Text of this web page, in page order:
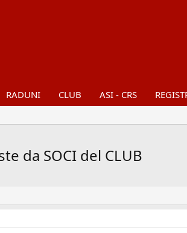
RADUNI CLUB ASI - CRS
da SOCI del CLUB